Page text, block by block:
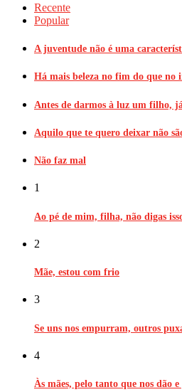
Recente
Popular
A juventude não é uma
Há mais beleza no fim do que no
Antes de darmos à luz um filho,
Aquilo que te quero deixar não
Não faz mal
1
Ao pé de mim, filha, não digas
2
Mãe, estou com frio
3
Se uns nos empurram, outros
4
Às mães, pelo tanto que nos dão